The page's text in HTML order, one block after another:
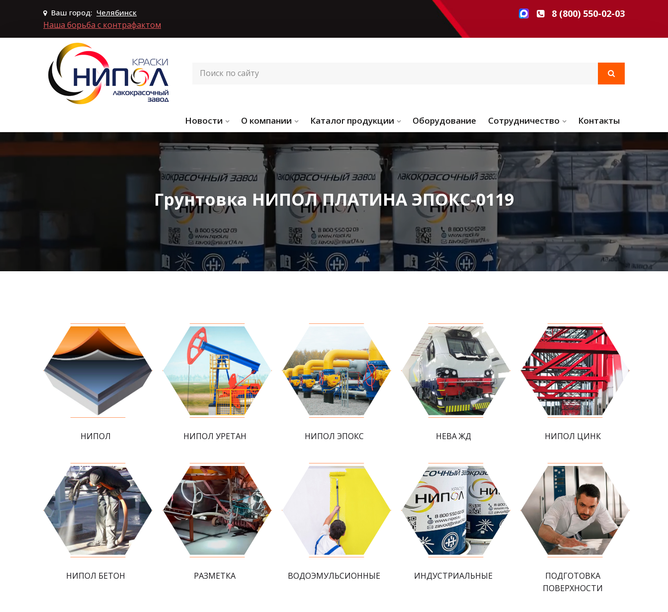
Ваш город: Челябинск
Наша борьба с контрафактом
8 (800) 550-02-03
Новости О компании Каталог продукции Оборудование Сотрудничество Контакты
Грунтовка НИПОЛ ПЛАТИНА ЭПОКС-0119
НИПОЛ НИПОЛ УРЕТАН НИПОЛ ЭПОКС НЕВА ЖД НИПОЛ ЦИНК
НИПОЛ БЕТОН РАЗМЕТКА ВОДОЭМУЛЬСИОННЫЕ ИНДУСТРИАЛЬНЫЕ
ПОДГОТОВКА
ПОВЕРХНОСТИ